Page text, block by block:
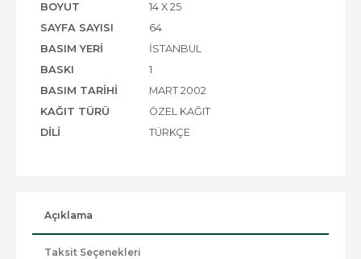
BOYUT
14 X 25
SAYFA SAYISI
64
BASIM YERI
İSTANBUL
BASKI
1
BASIM TARIHI
MART 2002
KAĞIT TÜRÜ
ÖZEL KAĞIT
DILI
TÜRKÇE
Açıklama
Taksit Seçenekleri